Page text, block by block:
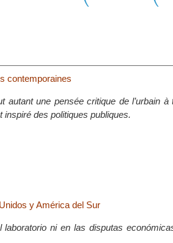
contemporaines
une pensée critique de l’urbain à
des politiques publiques.
y América del Sur
ni en las disputas